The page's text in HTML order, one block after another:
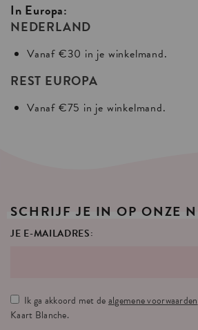
In Europa:
NEDERLAND
Vanaf €30 in je winkelmand.
REST EUROPA
Vanaf €75 in je winkelmand.
SCHRIJF JE IN OP ONZE
JE E-MAILADRES:
Ik ga akkoord met dealgemene voorwaarden
Kaart Blanche.